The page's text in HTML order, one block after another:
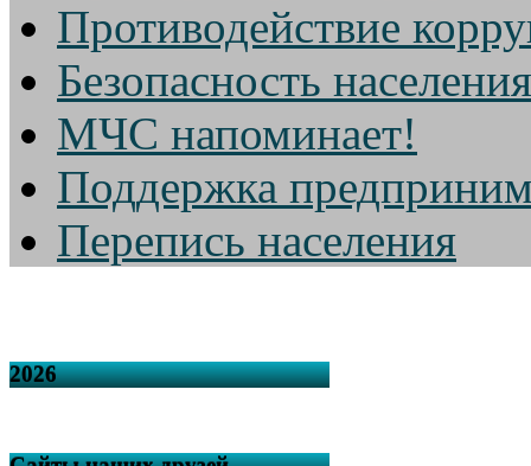
Противодействие
Безопасность населения
МЧС напоминает!
Поддержка
Перепись населения
2026